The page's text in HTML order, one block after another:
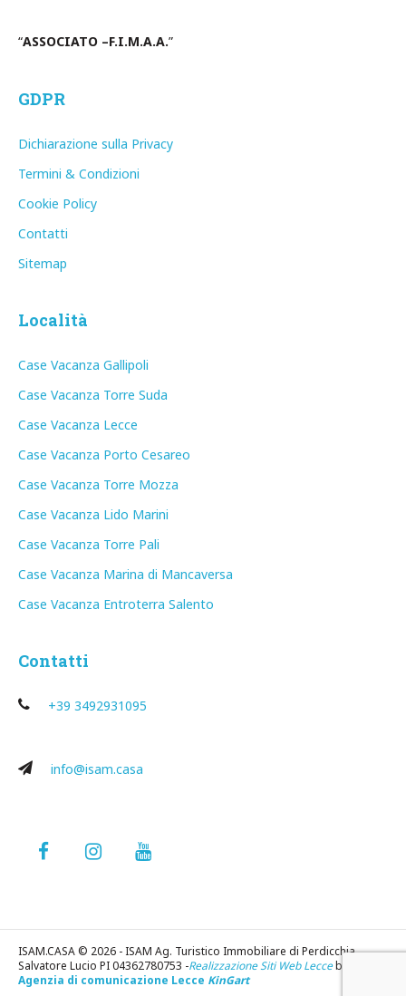
“ASSOCIATO –F.I.M.A.A.”
GDPR
Dichiarazione sulla Privacy
Termini & Condizioni
Cookie Policy
Contatti
Sitemap
Località
Case Vacanza Gallipoli
Case Vacanza Torre Suda
Case Vacanza Lecce
Case Vacanza Porto Cesareo
Case Vacanza Torre Mozza
Case Vacanza Lido Marini
Case Vacanza Torre Pali
Case Vacanza Marina di Mancaversa
Case Vacanza Entroterra Salento
Contatti
+39 3492931095
info@isam.casa
ISAM.CASA © 2026 - ISAM Ag. Turistico Immobiliare di Perdicchia
Salvatore Lucio PI 04362780753 -Realizzazione Siti Web Lecceby
Agenzia di comunicazione Lecce KinGart